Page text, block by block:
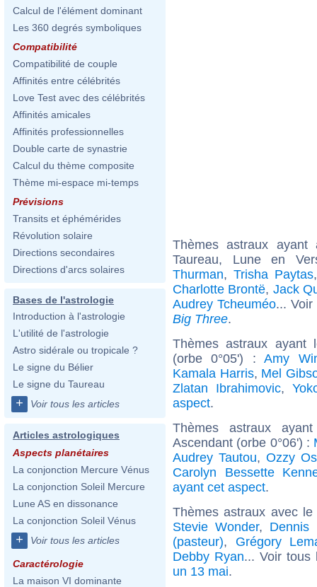
Calcul de l'élément dominant
Les 360 degrés symboliques
Compatibilité
Compatibilité de couple
Affinités entre célébrités
Love Test avec des célébrités
Affinités amicales
Affinités professionnelles
Double carte de synastrie
Calcul du thème composite
Thème mi-espace mi-temps
Prévisions
Transits et éphémérides
Révolution solaire
Directions secondaires
Directions d'arcs solaires
Bases de l'astrologie
Introduction à l'astrologie
L'utilité de l'astrologie
Astro sidérale ou tropicale ?
Le signe du Bélier
Le signe du Taureau
+ Voir tous les articles
Articles astrologiques
Aspects planétaires
La conjonction Mercure Vénus
La conjonction Soleil Mercure
Lune AS en dissonance
La conjonction Soleil Vénus
+ Voir tous les articles
Caractérologie
La maison VI dominante
Thèmes astraux
Taureau, Lune en
Thurman, Trisha Paytas
Charlotte Brontë, Jack
Audrey Tcheuméo...
Big Three.
Thèmes astraux ayant
(orbe 0°05') :Amy
Kamala Harris, Mel
Zlatan Ibrahimovic,
aspect.
Thèmes astraux
Ascendant (orbe 0°06') :
Audrey Tautou, Ozzy
Carolyn Bessette
ayant cet aspect.
Thèmes astraux avec
Stevie Wonder, Dennis
(pasteur), Grégory
Debby Ryan... Voir
un 13 mai.